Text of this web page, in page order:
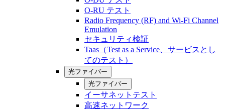
O-RU テスト
Radio Frequency (RF) and Wi-Fi Channel
Emulation
セキュリティ検証
Taas（Test as a Service、サービスとし
てのテスト）
光ファイバー
光ファイバー
イーサネットテスト
高速ネットワーク